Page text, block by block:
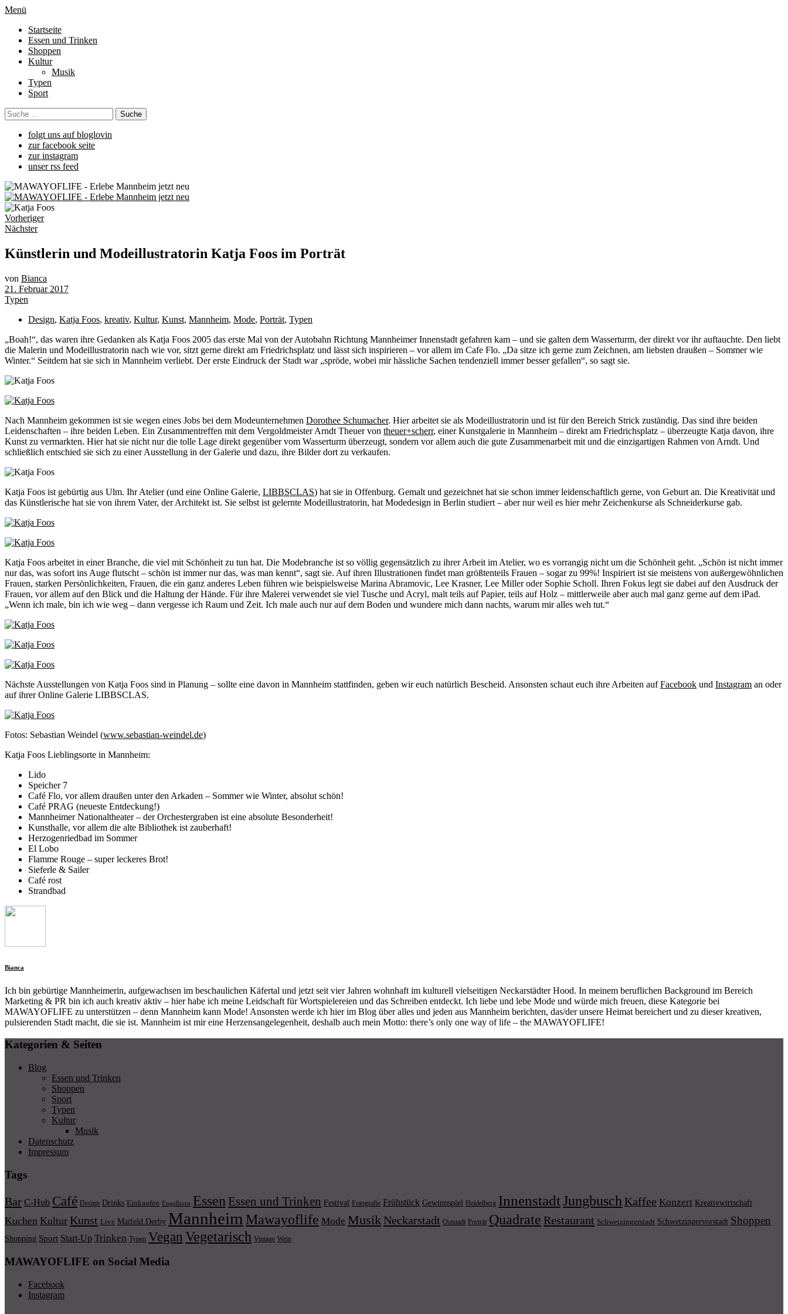
Menü
Startseite
Essen und Trinken
Shoppen
Kultur
Musik
Typen
Sport
folgt uns auf bloglovin
zur facebook seite
zur instagram
unser rss feed
Vorheriger
Nächster
Künstlerin und Modeillustratorin Katja Foos im Porträt
von Bianca
21. Februar 2017
Typen
Design, Katja Foos, kreativ, Kultur, Kunst, Mannheim, Mode, Porträt, Typen
„Boah!“, das waren ihre Gedanken als Katja Foos 2005 das erste Mal von der Autobahn Richtung Mannheimer Innenstadt gefahren kam – und sie galten dem Wasserturm, der direkt vor ihr auftauchte. Den liebt
die Malerin und Modeillustratorin nach wie vor, sitzt gerne direkt am Friedrichsplatz und lässt sich inspirieren – vor allem im Cafe Flo. „Da sitze ich gerne zum Zeichnen, am liebsten draußen – Sommer wie
Winter.“ Seitdem hat sie sich in Mannheim verliebt. Der erste Eindruck der Stadt war „spröde, wobei mir hässliche Sachen tendenziell immer besser gefallen“, so sagt sie.
Nach Mannheim gekommen ist sie wegen eines Jobs bei dem Modeunternehmen Dorothee Schumacher. Hier arbeitet sie als Modeillustratorin und ist für den Bereich Strick zuständig. Das sind ihre beiden
Leidenschaften – ihre beiden Leben. Ein Zusammentreffen mit dem Vergoldmeister Arndt Theuer von theuer+scherr, einer Kunstgalerie in Mannheim – direkt am Friedrichsplatz – überzeugte Katja davon, ihre
Kunst zu vermarkten. Hier hat sie nicht nur die tolle Lage direkt gegenüber vom Wasserturm überzeugt, sondern vor allem auch die gute Zusammenarbeit mit und die einzigartigen Rahmen von Arndt. Und
schließlich entschied sie sich zu einer Ausstellung in der Galerie und dazu, ihre Bilder dort zu verkaufen.
Katja Foos ist gebürtig aus Ulm. Ihr Atelier (und eine Online Galerie, LIBBSCLAS) hat sie in Offenburg. Gemalt und gezeichnet hat sie schon immer leidenschaftlich gerne, von Geburt an. Die Kreativität und
das Künstlerische hat sie von ihrem Vater, der Architekt ist. Sie selbst ist gelernte Modeillustratorin, hat Modedesign in Berlin studiert – aber nur weil es hier mehr Zeichenkurse als Schneiderkurse gab.
Katja Foos arbeitet in einer Branche, die viel mit Schönheit zu tun hat. Die Modebranche ist so völlig gegensätzlich zu ihrer Arbeit im Atelier, wo es vorrangig nicht um die Schönheit geht. „Schön ist nicht immer
nur das, was sofort ins Auge flutscht – schön ist immer nur das, was man kennt“, sagt sie. Auf ihren Illustrationen findet man größtenteils Frauen – sogar zu 99%! Inspiriert ist sie meistens von außergewöhnlichen
Frauen, starken Persönlichkeiten, Frauen, die ein ganz anderes Leben führen wie beispielsweise Marina Abramovic, Lee Krasner, Lee Miller oder Sophie Scholl. Ihren Fokus legt sie dabei auf den Ausdruck der
Frauen, vor allem auf den Blick und die Haltung der Hände. Für ihre Malerei verwendet sie viel Tusche und Acryl, malt teils auf Papier, teils auf Holz – mittlerweile aber auch mal ganz gerne auf dem iPad.
„Wenn ich male, bin ich wie weg – dann vergesse ich Raum und Zeit. Ich male auch nur auf dem Boden und wundere mich dann nachts, warum mir alles weh tut.“
Nächste Ausstellungen von Katja Foos sind in Planung – sollte eine davon in Mannheim stattfinden, geben wir euch natürlich Bescheid. Ansonsten schaut euch ihre Arbeiten aufFacebook und Instagram an oder
auf ihrer Online Galerie LIBBSCLAS.
Fotos: Sebastian Weindel (www.sebastian-weindel.de)
Katja Foos Lieblingsorte in Mannheim:
Lido
Speicher 7
Café Flo, vor allem draußen unter den Arkaden – Sommer wie Winter, absolut schön!
Café PRAG (neueste Entdeckung!)
Mannheimer Nationaltheater – der Orchestergraben ist eine absolute Besonderheit!
Kunsthalle, vor allem die alte Bibliothek ist zauberhaft!
Herzogenriedbad im Sommer
El Lobo
Flamme Rouge – super leckeres Brot!
Sieferle & Sailer
Café rost
Strandbad
Bianca
Ich bin gebürtige Mannheimerin, aufgewachsen im beschaulichen Käfertal und jetzt seit vier Jahren wohnhaft im kulturell vielseitigen Neckarstädter Hood. In meinem beruflichen Background im Bereich
Marketing & PR bin ich auch kreativ aktiv – hier habe ich meine Leidschaft für Wortspielereien und das Schreiben entdeckt. Ich liebe und lebe Mode und würde mich freuen, diese Kategorie bei
MAWAYOFLIFE zu unterstützen – denn Mannheim kann Mode! Ansonsten werde ich hier im Blog über alles und jeden aus Mannheim berichten, das/der unsere Heimat bereichert und zu dieser kreativen,
pulsierenden Stadt macht, die sie ist. Mannheim ist mir eine Herzensangelegenheit, deshalb auch mein Motto: there’s only one way of life – the MAWAYOFLIFE!
Kategorien & Seiten
Blog
Essen und Trinken
Shoppen
Sport
Typen
Kultur
Musik
Datenschutz
Impressum
Tags
Bar C-Hub Café Design Drinks Einkaufen Engelhorn Essen Essen und Trinken Festival Fotografie Frühstück Gewinnspiel Heidelberg InnenstadtJungbusch Kaffee Konzert Kreativwirtschaft
Kuchen Kultur Kunst Live Maifeld Derby Mannheim Mawayoflife Mode Musik Neckarstadt Oststadt Porträt Quadrate Restaurant Schwetzingerstadt Schwetzingervorstadt Shoppen
Shopping Sport Start-Up Trinken Typen Vegan Vegetarisch Vintage Wein
MAWAYOFLIFE on Social Media
Facebook
Instagram